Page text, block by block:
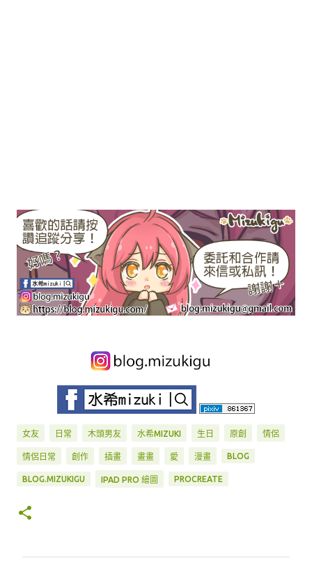
女友 日常 木頭男友 水希MIZUKI 生日 原創 情侶
情侶日常 創作 插畫 畫畫 愛 漫畫 BLOG
BLOG.MIZUKIGU IPAD PRO 繪圖 PROCREATE